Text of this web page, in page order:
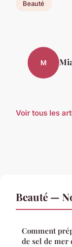
Beauté
M
Voir tous les
Beauté —
Comment
de sel de mer